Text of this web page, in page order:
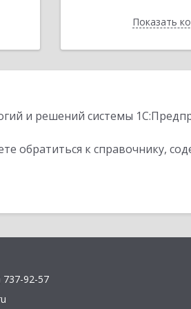
Показать
и решений системы
обратиться к справочнику,
737-92-57